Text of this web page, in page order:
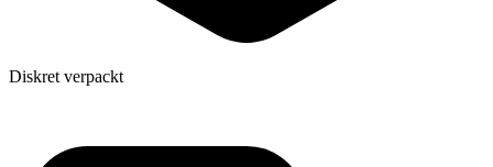
Diskret verpackt